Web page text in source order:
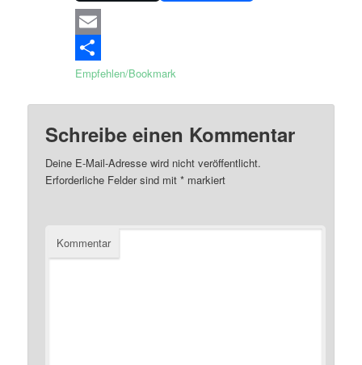
Email
Empfehlen/Bookmark
Schreibe einen Kommentar
Deine E-Mail-Adresse wird nicht veröffentlicht.
Erforderliche Felder sind mit* markiert
Kommentar